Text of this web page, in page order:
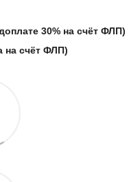
30% на счёт ФЛП)
на счёт ФЛП)